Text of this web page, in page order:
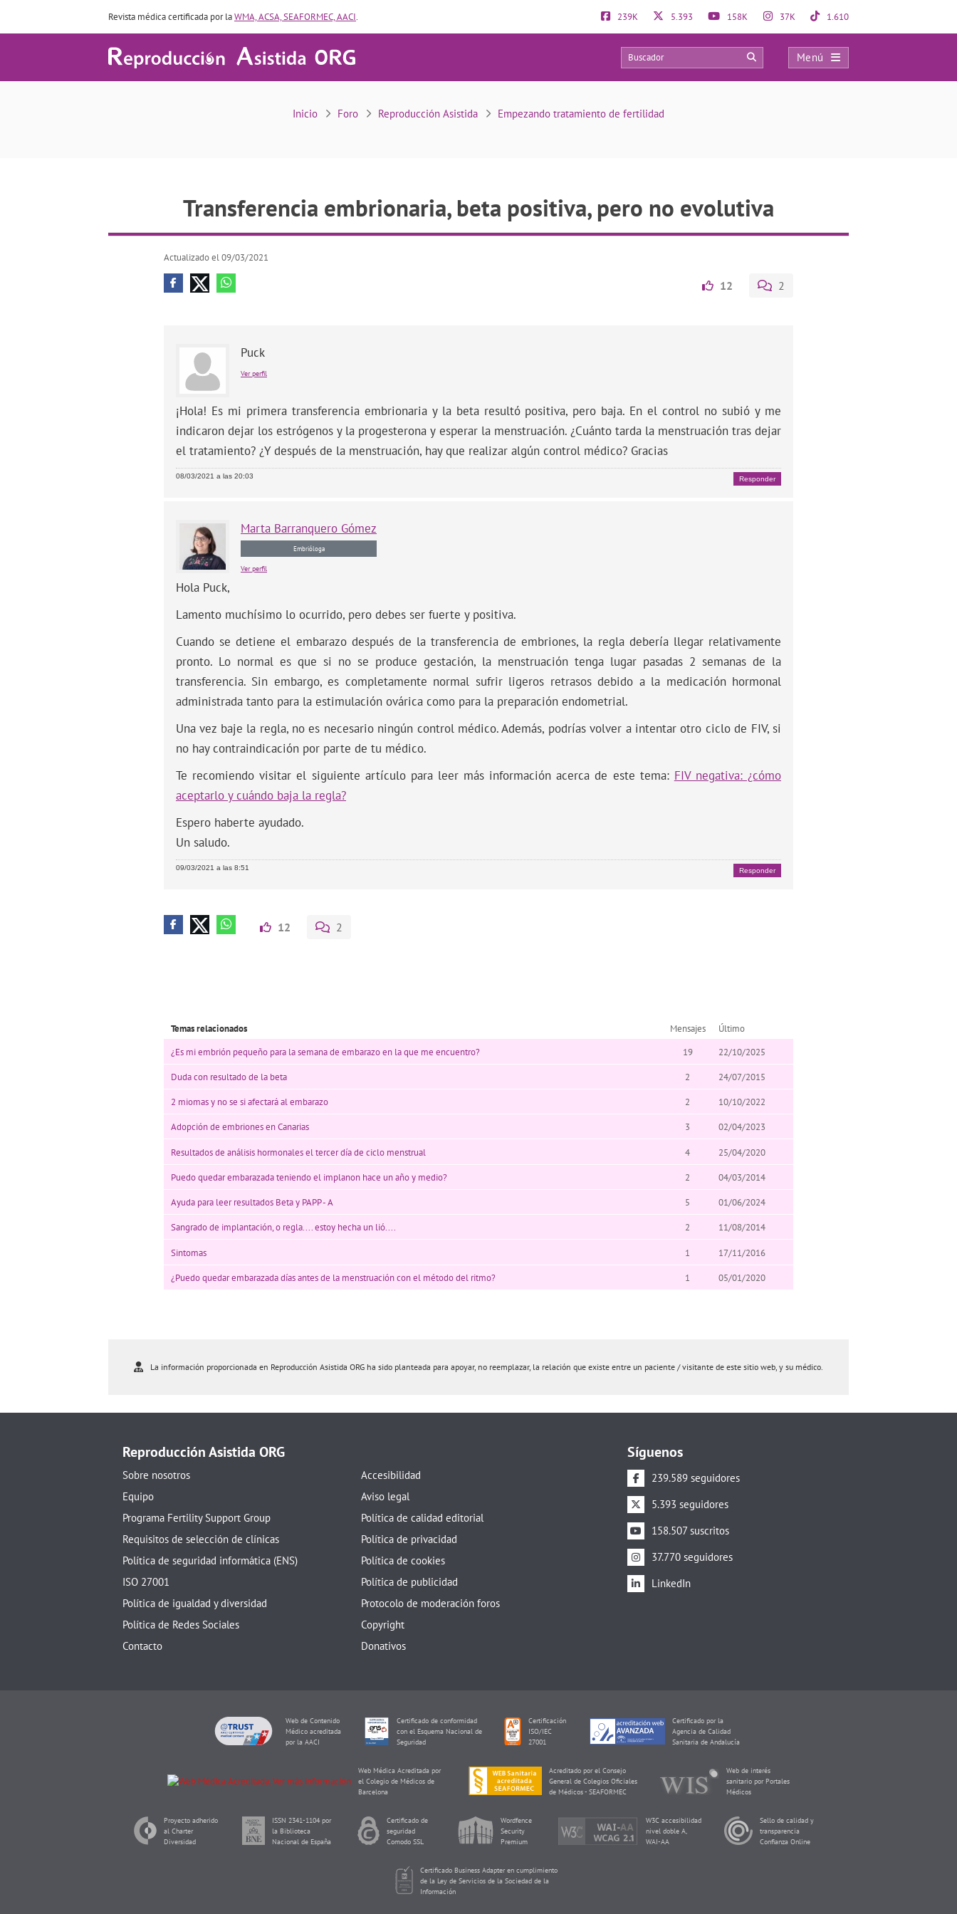
Revista médica certificada por laWMA, ACSA, SEAFORMEC, AACI. 239K 5.393 158K 37K 1.610
Menú
Transferencia embrionaria, beta positiva, pero no evolutiva
10 0
Inicio Foro Reproducción Asistida Empezando tratamiento de fertilidad
Transferencia embrionaria, beta positiva, pero no evolutiva
Actualizado el 09/03/2021
12 2
Puck
Ver perfil
¡Hola! Es mi primera transferencia embrionaria y la beta resultó positiva, pero baja. En el control no subió y me
indicaron dejar los estrógenos y la progesterona y esperar la menstruación. ¿Cuánto tarda la menstruación tras dejar
el tratamiento? ¿Y después de la menstruación, hay que realizar algún control médico? Gracias
08/03/2021 a las 20:03 Responder
Marta Barranquero Gómez
Embrióloga
Ver perfil
Hola Puck,
Lamento muchísimo lo ocurrido, pero debes ser fuerte y positiva.
Cuando se detiene el embarazo después de la transferencia de embriones, la regla debería llegar relativamente
pronto. Lo normal es que si no se produce gestación, la menstruación tenga lugar pasadas 2 semanas de la
transferencia. Sin embargo, es completamente normal sufrir ligeros retrasos debido a la medicación hormonal
administrada tanto para la estimulación ovárica como para la preparación endometrial.
Una vez baje la regla, no es necesario ningún control médico. Además, podrías volver a intentar otro ciclo de FIV, si
no hay contraindicación por parte de tu médico.
Te recomiendo visitar el siguiente artículo para leer más información acerca de este tema: FIV negativa: ¿cómo
aceptarlo y cuándo baja la regla?
Espero haberte ayudado.
Un saludo.
09/03/2021 a las 8:51 Responder
12 2
Temas relacionados Mensajes
Último
¿Es mi embrión pequeño para la semana de embarazo en la que me encuentro?
19 22/10/2025
Duda con resultado de la beta 2 24/07/2015
2 miomas y no se si afectará al embarazo 2 10/10/2022
Adopción de embriones en Canarias 3 02/04/2023
Resultados de análisis hormonales el tercer día de ciclo menstrual 4 25/04/2020
Puedo quedar embarazada teniendo el implanon hace un año y medio? 2 04/03/2014
Ayuda para leer resultados Beta y PAPP - A 5 01/06/2024
Sangrado de implantación, o regla.... estoy hecha un lió.... 2 11/08/2014
Sintomas 1 17/11/2016
¿Puedo quedar embarazada días antes de la menstruación con el método del ritmo? 1 05/01/2020
La información proporcionada en Reproducción Asistida ORG ha sido planteada para apoyar, no reemplazar, la relación que existe entre un paciente / visitante de este sitio web, y su médico.
Reproducción Asistida ORG
Sobre nosotros
Equipo
Programa Fertility Support Group
Requisitos de selección de clínicas
Política de seguridad informática (ENS)
ISO 27001
Política de igualdad y diversidad
Política de Redes Sociales
Contacto
Accesibilidad
Aviso legal
Política de calidad editorial
Política de privacidad
Política de cookies
Política de publicidad
Protocolo de moderación foros
Copyright
Donativos
Síguenos
239.589 seguidores
5.393 seguidores
158.507 suscritos
37.770 seguidores
LinkedIn
Web de Contenido
Médico acreditada
por la AACI
Certificado de conformidad
con el Esquema Nacional de
Seguridad
Certificación
ISO/IEC
27001
Certificado por la
Agencia de Calidad
Sanitaria de Andalucía
Web Médica Acreditada por
el Colegio de Médicos de
Barcelona
Acreditado por el Consejo
General de Colegios Oficiales
de Médicos - SEAFORMEC
Web de interés
sanitario por Portales
Médicos
Proyecto adherido
al Charter
Diversidad
ISSN 2341-1104 por
la Biblioteca
Nacional de España
Certificado de
seguridad
Comodo SSL
Wordfence
Security
Premium
W3C accesibilidad
nivel doble A,
WAI-AA
Sello de calidad y
transparencia
Confianza Online
Certificado Business Adapter en cumplimiento
de la Ley de Servicios de la Sociedad de la
Información